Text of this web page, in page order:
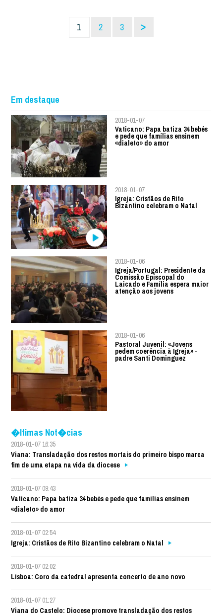
1 2 3 >
Em destaque
2018-01-07
Vaticano: Papa batiza 34 bebés
e pede que famílias ensinem
«dialeto» do amor
2018-01-07
Igreja: Cristãos de Rito
Bizantino celebram o Natal
2018-01-06
Igreja/Portugal: Presidente da
Comissão Episcopal do
Laicado e Família espera maior
atenção aos jovens
2018-01-06
Pastoral Juvenil: «Jovens
pedem coerência à Igreja» -
padre Santi Dominguez
�ltimas Not�cias
2018-01-07 16:35
Viana: Transladação dos restos mortais do primeiro bispo marca
fim de uma etapa na vida da diocese
2018-01-07 09:43
Vaticano: Papa batiza 34 bebés e pede que famílias ensinem
«dialeto» do amor
2018-01-07 02:54
Igreja: Cristãos de Rito Bizantino celebram o Natal
2018-01-07 02:02
Lisboa: Coro da catedral apresenta concerto de ano novo
2018-01-07 01:27
Viana do Castelo: Diocese promove transladação dos restos